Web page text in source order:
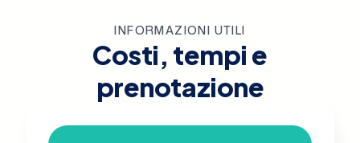
INFORMAZIONI UTILI
Costi, tempi e
prenotazione